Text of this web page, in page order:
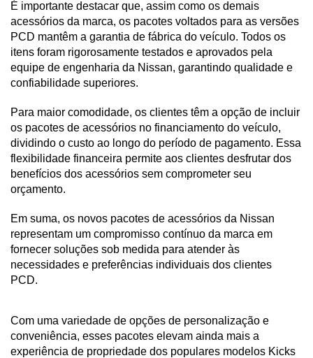
É importante destacar que, assim como os demais
acessórios da marca, os pacotes voltados para as versões
PCD mantêm a garantia de fábrica do veículo. Todos os
itens foram rigorosamente testados e aprovados pela
equipe de engenharia da Nissan, garantindo qualidade e
confiabilidade superiores.
Para maior comodidade, os clientes têm a opção de incluir
os pacotes de acessórios no financiamento do veículo,
dividindo o custo ao longo do período de pagamento. Essa
flexibilidade financeira permite aos clientes desfrutar dos
benefícios dos acessórios sem comprometer seu
orçamento.
Em suma, os novos pacotes de acessórios da Nissan
representam um compromisso contínuo da marca em
fornecer soluções sob medida para atender às
necessidades e preferências individuais dos clientes
PCD.
Com uma variedade de opções de personalização e
conveniência, esses pacotes elevam ainda mais a
experiência de propriedade dos populares modelos Kicks